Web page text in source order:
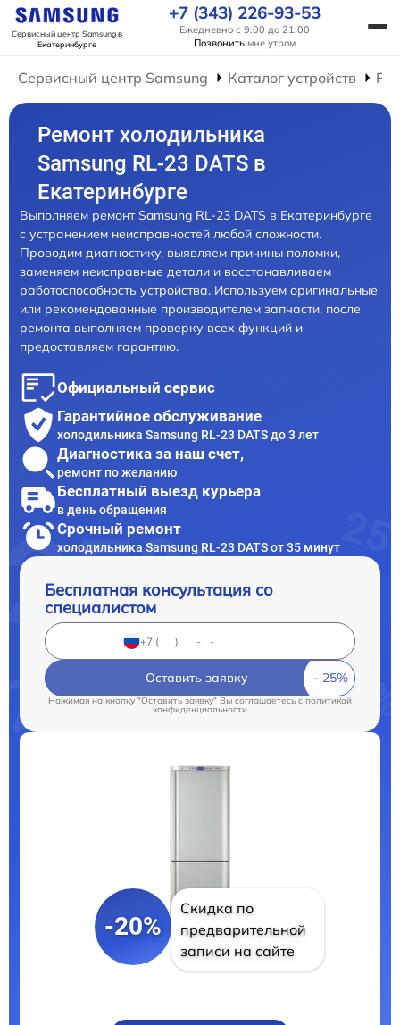
Сервисный центр Samsungв
Екатеринбурге
+7 (343) 226-93-53
Ежедневно с 9:00 до 21:00
Позвонить мне утром
Сервисный центр Samsung Каталог устройств
Ремонт холодильника
Samsung RL-23 DATS в
Екатеринбурге
Выполняем ремонт Samsung RL-23 DATS в Екатеринбурге
с устранением неисправностей любой сложности.
Проводим диагностику, выявляем причины поломки,
заменяем неисправные детали и восстанавливаем
работоспособность устройства. Используем оригинальные
или рекомендованные производителем запчасти, после
ремонта выполняем проверку всех функций и
предоставляем гарантию.
Официальный сервис
Гарантийное обслуживание
холодильника Samsung RL-23 DATS до 3 лет
Диагностика за наш счет,
ремонт по желанию
Бесплатный выезд курьера
в день обращения
Срочный ремонт
холодильника Samsung RL-23 DATS от 35 минут
Бесплатная консультация со
специалистом
Оставить заявку
Нажимая на кнопку "Оставить заявку" Вы соглашаетесь c политикой
конфиденциальности
-20%
Скидка по
предварительной
записи на сайте